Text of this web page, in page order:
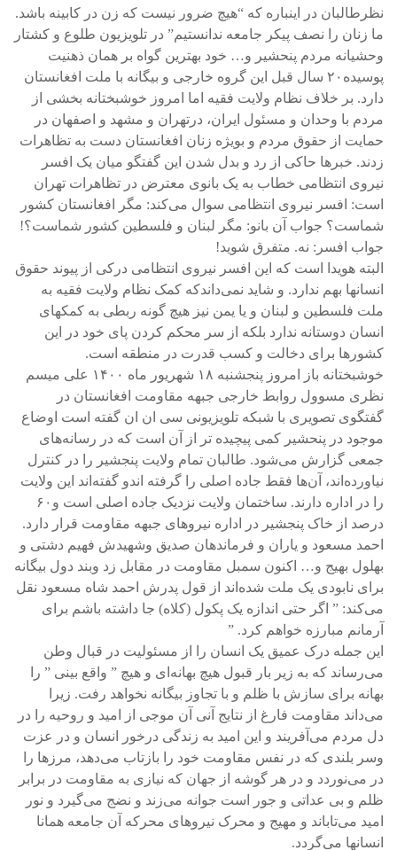
نظرطالبان در اینباره که “هیچ ضرور نیست که زن در کابینه باشد.
ما زنان را نصف پیکر جامعه ندانستیم” در تلویزیون طلوع و کشتار
وحشیانه مردم پنحشیر و… خود بهترین گواه بر همان ذهنیت
پوسیده۲۰ سال قبل این گروه خارجی و بیگانه با ملت افغانستان
دارد. بر خلاف نظام ولایت فقیه اما امروز خوشبختانه بخشی از
مردم با وحدان و مسئول ایران، درتهران و مشهد و اصفهان در
حمایت از حقوق مردم و بویژه زنان افغانستان دست به تظاهرات
زدند. خبر‌ها حاکی از رد و بدل شدن این گفتگو میان یک افسر
نیروی انتظامی خطاب به یک بانوی معترض در تظاهرات تهران
است: افسر نیروی انتظامی سوال می‌کند: مگر افغانستان کشور
شماست؟ جواب آن بانو: مگر لبنان و فلسطین کشور شماست؟!
جواب افسر: نه. متفرق شوید!
البته هویدا است که این افسر نیروی انتظامی درکی از پیوند حقوق
انسانها بهم ندارد. و شاید نمی‌داندکه کمک نظام ولایت فقیه به
ملت فلسطین و لبنان و یا یمن نیز هیچ گونه ربطی به کمکهای
انسان دوستانه ندارد بلکه از سر محکم کردن پای خود در این
کشورها برای دخالت و کسب قدرت در منطقه است.
خوشبختانه باز امروز پنجشنبه ۱۸ شهریور ماه ۱۴۰۰ علی میسم
نظری مسوول روابط خارجی جبهه مقاومت افغانستان در
گفتگوی تصویری با شبکه تلویزیونی سی ان ان گفته است اوضاع
موجود در پنحشیر کمی پیچیده تر از آن است که در رسانه‌های
جمعی گزارش می‌شود. طالبان تمام ولایت پنجشیر را در کنترل
نیاورده‌اند، آن‌ها فقط جاده اصلی را گرفته اندو گفته‌اند این ولایت
را در اداره دارند. ساختمان ولایت نزدیک جاده اصلی است و۶۰
درصد از خاک پنجشیر در اداره نیروهای جبهه مقاومت قرار دارد.
احمد مسعود و یاران و فرماندهان صدیق وشهیدش فهیم دشتی و
بهلول بهیج و… اکنون سمبل مقاومت در مقابل زد وبند دول بیگانه
برای نابودی یک ملت شده‌اند از قول پدرش احمد شاه مسعود نقل
می‌کند: ” اگر حتی اندازه یک پکول (کلاه) جا داشته باشم برای
آرمانم مبارزه خواهم کرد. ”
این جمله درک عمیق یک انسان را از مسئولیت در قبال وطن
می‌رساند که به زیر بار قبول هیچ بهانه‌ای و هیچ ” واقع بینی ” را
بهانه برای سازش با ظلم و با تجاوز بیگانه نخواهد رفت. زیرا
می‌داند مقاومت فارغ از نتایج آنی آن موجی از امید و روحیه را در
دل مردم می‌آفریند و این امید به زندگی درخور انسان و در عزت
وسر بلندی که در نفس مقاومت خود را بازتاب می‌دهد، مرزها را
در می‌نوردد و در هر گوشه از جهان که نیازی به مقاومت در برابر
ظلم و بی عداتی و جور است جوانه می‌زند و نضج می‌گیرد و نور
امید می‌تاباند و مهیج و محرک نیروهای محرکه آن جامعه همانا
انسانها می‌گردد.